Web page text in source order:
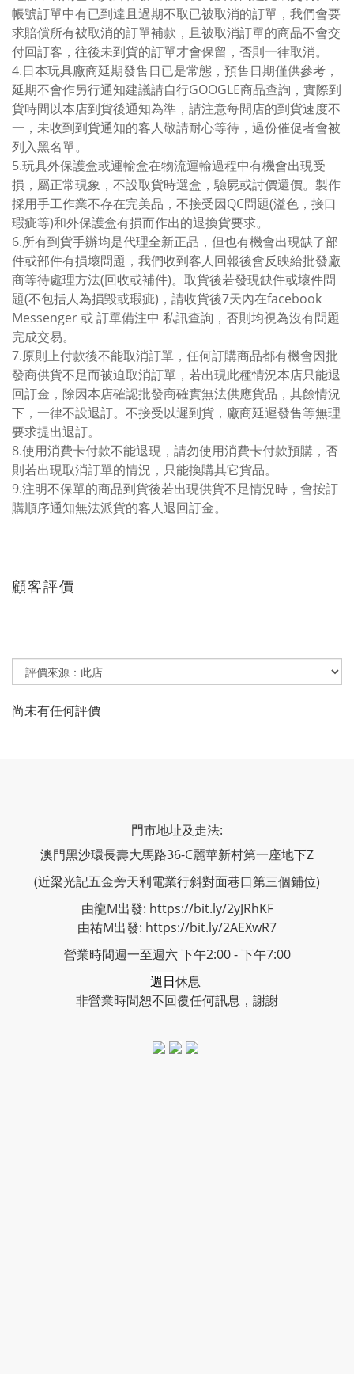
帳號訂單中有已到達且過期不取已被取消的訂單，我們會要
求賠償所有被取消的訂單補款，且被取消訂單的商品不會交
付回訂客，往後未到貨的訂單才會保留，否則一律取消。
4.日本玩具廠商延期發售日已是常態，預售日期僅供參考，
延期不會作另行通知建議請自行GOOGLE商品查詢，實際到
貨時間以本店到貨後通知為準，請注意每間店的到貨速度不
一，未收到到貨通知的客人敬請耐心等待，過份催促者會被
列入黑名單。
5.玩具外保護盒或運輸盒在物流運輸過程中有機會出現受
損，屬正常現象，不設取貨時選盒，驗屍或討價還價。製作
採用手工作業不存在完美品，不接受因QC問題(溢色，接口
瑕疵等)和外保護盒有損而作出的退換貨要求。
6.所有到貨手辦均是代理全新正品，但也有機會出現缺了部
件或部件有損壞問題，我們收到客人回報後會反映給批發廠
商等待處理方法(回收或補件)。取貨後若發現缺件或壞件問
題(不包括人為損毀或瑕疵)，請收貨後7天內在facebook
Messenger 或 訂單備注中 私訊查詢，否則均視為沒有問題
完成交易。
7.原則上付款後不能取消訂單，任何訂購商品都有機會因批
發商供貨不足而被迫取消訂單，若出現此種情況本店只能退
回訂金，除因本店確認批發商確實無法供應貨品，其餘情況
下，一律不設退訂。不接受以遲到貨，廠商延遲發售等無理
要求提出退訂。
8.使用消費卡付款不能退現，請勿使用消費卡付款預購，否
則若出現取消訂單的情況，只能換購其它貨品。
9.注明不保單的商品到貨後若出現供貨不足情況時，會按訂
購順序通知無法派貨的客人退回訂金。
顧客評價
尚未有任何評價
門市地址及走法:
澳門黑沙環長壽大馬路36-C麗華新村第一座地下Z
(近梁光記五金旁天利電業行斜對面巷口第三個鋪位)
由龍M出發: https://bit.ly/2yJRhKF
由祐M出發: https://bit.ly/2AEXwR7
營業時間週一至週六 下午2:00 - 下午7:00
週日休息
非營業時間恕不回覆任何訊息，謝謝